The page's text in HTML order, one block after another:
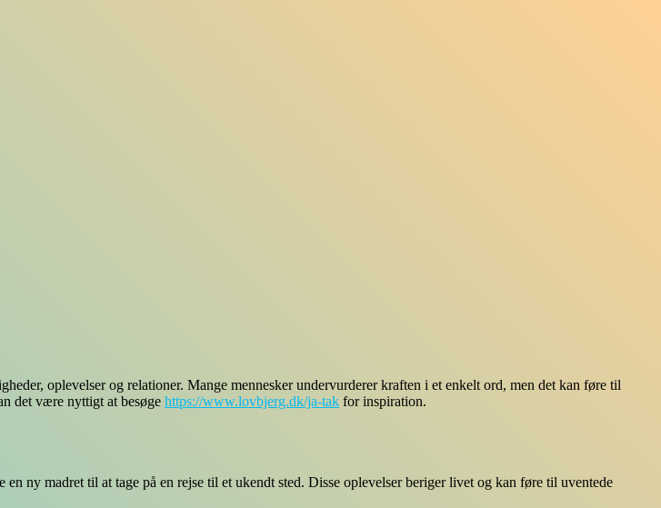
oplevelser og relationer. Mange mennesker undervurderer kraften i et enkelt ord, men det kan føre til
det være nyttigt at besøge https://www.lovbjerg.dk/ja-tak for inspiration.
ny madret til at tage på en rejse til et ukendt sted. Disse oplevelser beriger livet og kan føre til uventede